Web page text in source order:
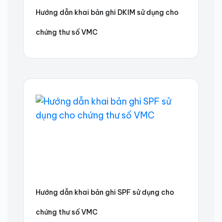
Hướng dẫn khai bản ghi DKIM sử dụng cho
chứng thư số VMC
Hướng dẫn khai bản ghi SPF sử dụng cho
chứng thư số VMC